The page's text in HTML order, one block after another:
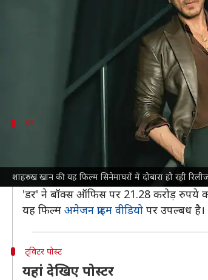
शाहरुख खान की यह फिल्म सिनेमाघरों में दोबारा हो रही
की फिल्म 'डर' हिंदी
यश चोपड़ा के निर्देशन में बनी इस फिल्म में
डर
अमेजन प्राइम वीडियो पर देखें फिल्म
'डर' को 4 अप्रैल, 2025 को एक बार फिर
उन्होंने लिखा, 'उसका प्यार जुनूनी है,
'डर' ने बॉक्स ऑफिस पर 21.28 करोड़ रुपये
यह फिल्म अमेजन प्राइम वीडियो पर उपल्बध है।
ट्विटर पोस्ट
यहां देखिए पोस्टर